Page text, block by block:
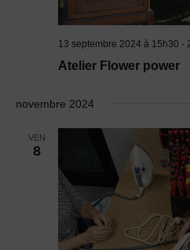
Atelier Flower power
13 septembre 2024 à 15h30 -
novembre 2024
VEN
8